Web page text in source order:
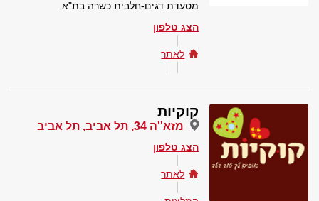
מסעדת דגים-חלבית כשרה בת"א.
הצג טלפון
לאתר
קוקיות
מזא''ה 34, תל אביב, תל אביב
הצג טלפון
לאתר